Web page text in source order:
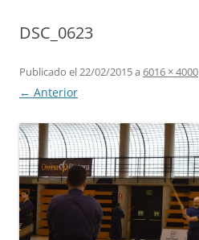
DSC_0623
Publicado el22/02/2015a 6016 × 4000
← Anterior